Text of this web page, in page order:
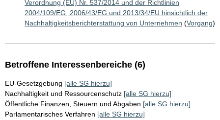
Verordnung (EU) Nr. 537/2014 und der Richtlinien
2004/109/EG, 2006/43/EG und 2013/34/EU hinsichtlich der
Nachhaltigkeitsberichterstattung von Unternehmen (Vorgang)
Betroffene Interessenbereiche (6)
EU-Gesetzgebung [alle SG hierzu]
Nachhaltigkeit und Ressourcenschutz [alle SG hierzu]
Öffentliche Finanzen, Steuern und Abgaben [alle SG hierzu]
Parlamentarisches Verfahren [alle SG hierzu]